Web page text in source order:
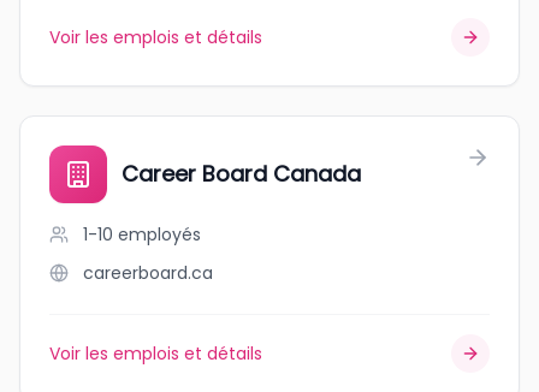
Voir les emplois et détails
Career Board Canada
1-10 employés
careerboard.ca
Voir les emplois et détails